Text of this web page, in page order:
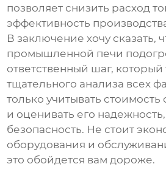
позволяет снизить расход
эффективность
В заключение хочу сказать,
промышленной печи
ответственный шаг, который
тщательного анализа всех
только учитывать
и оценивать его
безопасность. Не стоит
оборудования и
это обойдется вам дороже.